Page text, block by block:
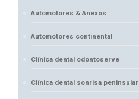
Automotores & Anexos
Automotores continental
Clínica dental odontoserve
Clínica dental sonrisa peninsular